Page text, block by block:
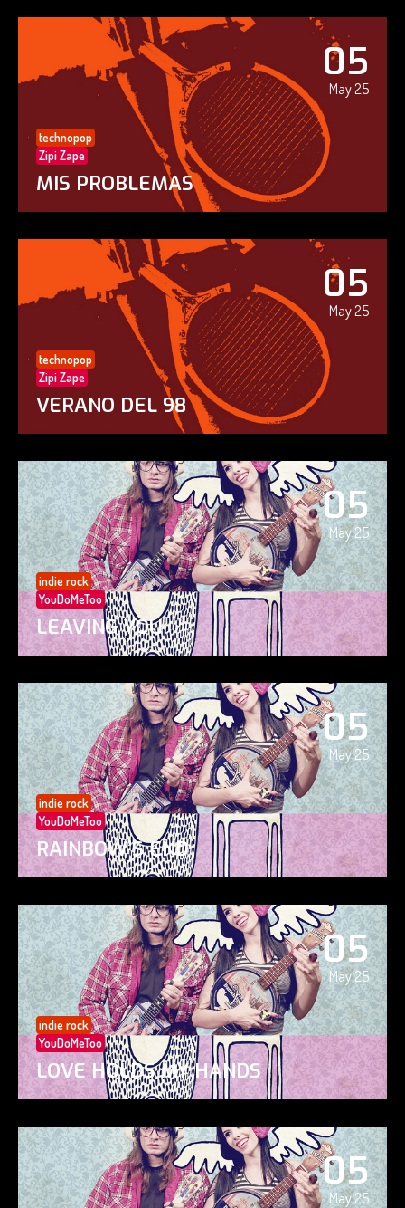
05
May 25
technopop
Zipi Zape
MIS PROBLEMAS
05
May 25
technopop
Zipi Zape
VERANO DEL 98
05
May 25
indie rock
YouDoMeToo
LEAVING YOU
05
May 25
indie rock
YouDoMeToo
RAINBOW’S END
05
May 25
indie rock
YouDoMeToo
LOVE HOLDS MY HANDS
05
May 25